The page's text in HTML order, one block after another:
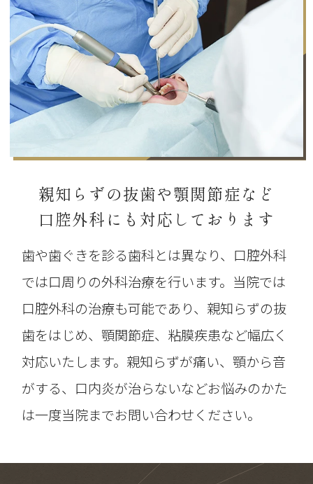
親知らずの抜歯や顎関節症など
口腔外科にも対応しております
歯や歯ぐきを診る歯科とは異なり、口腔外科
では口周りの外科治療を行います。当院では
口腔外科の治療も可能であり、親知らずの抜
歯をはじめ、顎関節症、粘膜疾患など幅広く
対応いたします。親知らずが痛い、顎から音
がする、口内炎が治らないなどお悩みのかた
は一度当院までお問い合わせください。